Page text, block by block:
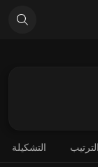
الترتيب التشكيلة